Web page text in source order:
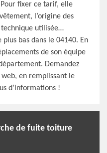
fixer ce tarif, elle
l’origine des
technique utilisée…
bas dans le 04140. En
de son équipe
Demandez
en remplissant le
d’informations !
de fuite toiture